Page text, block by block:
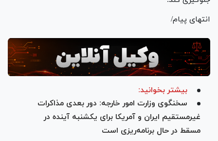
انتهای پیام/
بیشتر بخوانید:
سخنگوی وزارت امور خارجه: دور بعدی مذاکرات
غیرمستقیم ایران و آمریکا برای یکشنبه آینده در
مسقط در حال برنامه‌ریزی است